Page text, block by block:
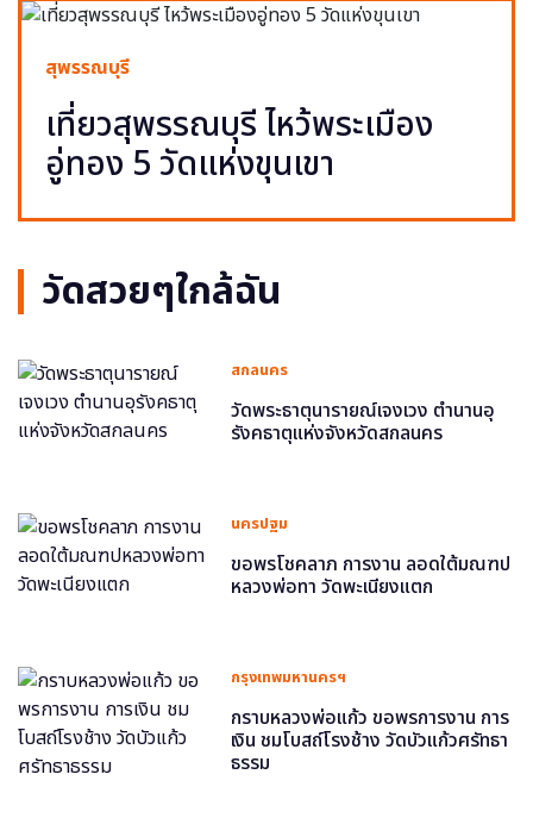
สุพรรณบุรี
เที่ยวสุพรรณบุรี ไหว้พระเมือง
อู่ทอง 5 วัดแห่งขุนเขา
วัดสวยๆใกล้ฉัน
สกลนคร
วัดพระธาตุนารายณ์เจงเวง ตำนานอุ
รังคธาตุแห่งจังหวัดสกลนคร
นครปฐม
ขอพรโชคลาภ การงาน ลอดใต้มณฑป
หลวงพ่อทา วัดพะเนียงแตก
กรุงเทพมหานครฯ
กราบหลวงพ่อแก้ว ขอพรการงาน การ
เงิน ชมโบสถ์โรงช้าง วัดบัวแก้วศรัทธา
ธรรม